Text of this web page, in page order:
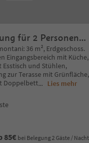
für 2 Personen
36 m², Erdgeschoss.
Eingangsbereich mit Küche,
und Stühlen,
zur Terasse mit Grünfläche,
Doppelbett... Lies mehr
85€ bei Belegung 2 Gäste / Nacht